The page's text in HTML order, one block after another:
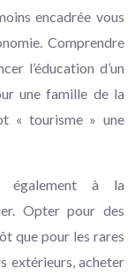
encadrée vous
Comprendre
l’éducation d’un
une famille de la
« tourisme » une
également à la
Opter pour des
que pour les rares
extérieurs, acheter